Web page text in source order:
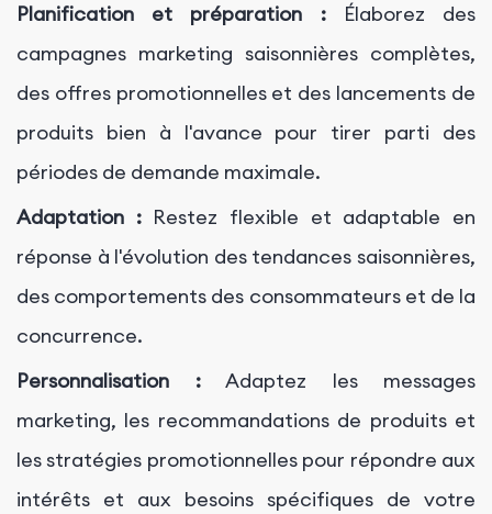
Planification et préparation :Élaborez des
campagnes marketing saisonnières complètes,
des offres promotionnelles et des lancements de
produits bien à l'avance pour tirer parti des
périodes de demande maximale.
Adaptation :Restez flexible et adaptable en
réponse à l'évolution des tendances saisonnières,
des comportements des consommateurs et de la
concurrence.
Personnalisation :Adaptez les messages
marketing, les recommandations de produits et
les stratégies promotionnelles pour répondre aux
intérêts et aux besoins spécifiques de votre